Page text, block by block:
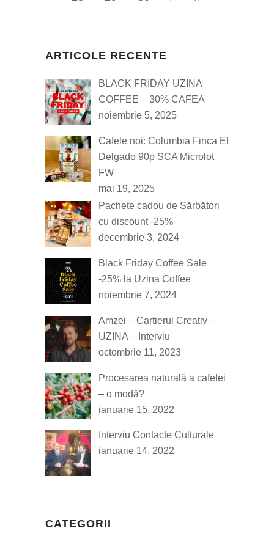
ARTICOLE RECENTE
BLACK FRIDAY UZINA
COFFEE – 30% CAFEA
noiembrie 5, 2025
Cafele noi: Columbia Finca El
Delgado 90p SCA Microlot
FW
mai 19, 2025
Pachete cadou de Sărbători
cu discount -25%
decembrie 3, 2024
Black Friday Coffee Sale
-25% la Uzina Coffee
noiembrie 7, 2024
Amzei – Cartierul Creativ –
UZINA – Interviu
octombrie 11, 2023
Procesarea naturală a cafelei
– o modă?
ianuarie 15, 2022
Interviu Contacte Culturale
ianuarie 14, 2022
CATEGORII